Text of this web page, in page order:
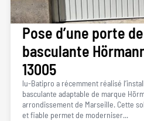
Pose d’une porte
basculante
13005
lu-Batipro a récemment réalisé
basculante adaptable de marque
arrondissement de Marseille. Cette
et fiable permet de moderniser...